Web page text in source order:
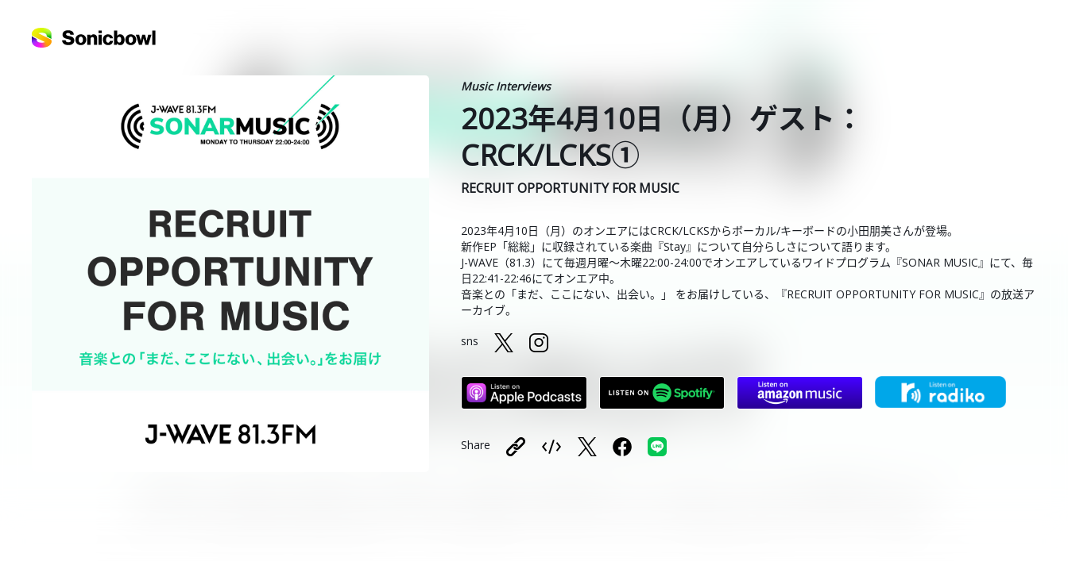
Music Interviews
2023年4月10日（月）ゲスト：
CRCK/LCKS①
RECRUIT OPPORTUNITY FOR MUSIC
2023年4月10日（月）のオンエアにはCRCK/LCKSからボーカル/キーボードの小田朋美さんが登場。
新作EP「総総」に収録されている楽曲『Stay』について自分らしさについて語ります。
J-WAVE（81.3）にて毎週月曜～木曜22:00-24:00でオンエアしているワイドプログラム『SONAR MUSIC』にて、毎
日22:41-22:46にてオンエア中。
音楽との「まだ、ここにない、出会い。」 をお届けしている、『RECRUIT OPPORTUNITY FOR MUSIC』の放送ア
ーカイブ。
sns
Share